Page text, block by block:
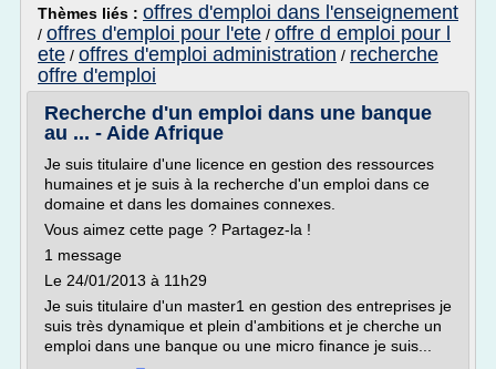
Thèmes liés : offres d'emploi dans l'enseignement
/ offres d'emploi pour l'ete / offre d emploi pour l
ete / offres d'emploi administration / recherche
offre d'emploi
Recherche d'un emploi dans une banque
au ... - Aide Afrique
Je suis titulaire d'une licence en gestion des ressources
humaines et je suis à la recherche d'un emploi dans ce
domaine et dans les domaines connexes.
Vous aimez cette page ? Partagez-la !
1 message
Le 24/01/2013 à 11h29
Je suis titulaire d'un master1 en gestion des entreprises je
suis très dynamique et plein d'ambitions et je cherche un
emploi dans une banque ou une micro finance je suis...